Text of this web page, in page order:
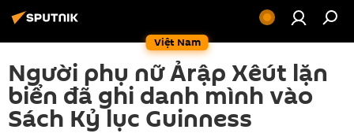
Việt Nam
Người phụ nữ Ảrập Xêút lặn
biển đã ghi danh mình vào
Sách Kỷ lục Guinness